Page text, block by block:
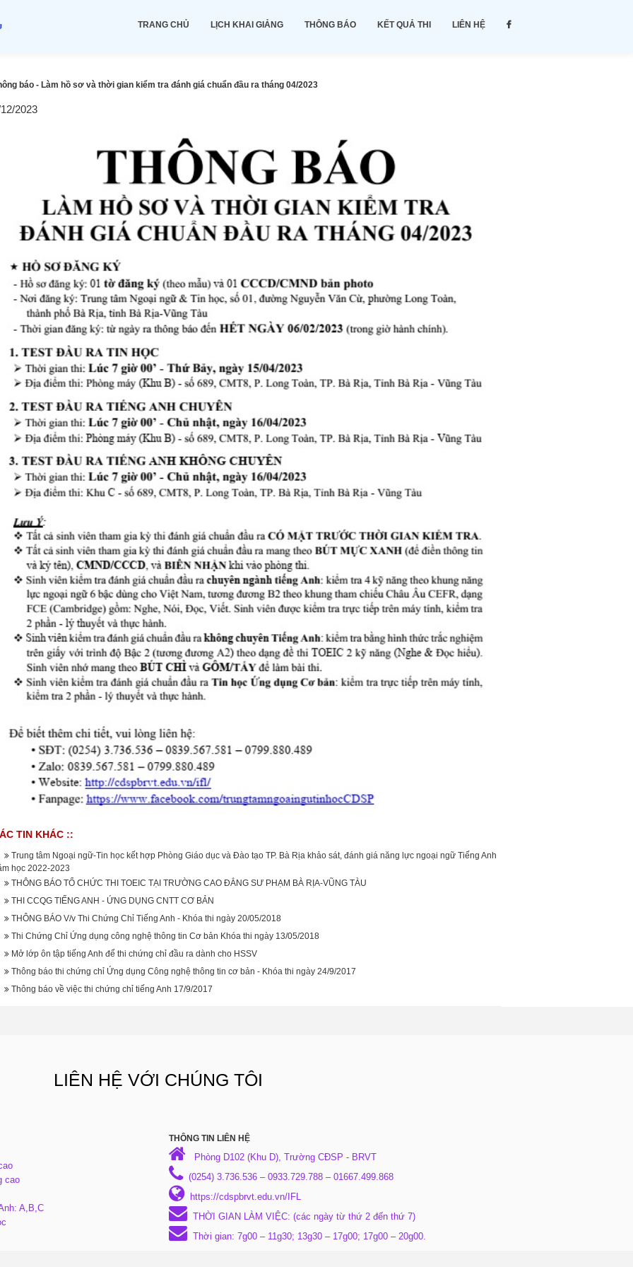
TRANG CHỦ LỊCH KHAI GIẢNG THÔNG BÁO KẾT QUẢ THI LIÊN HỆ
báo - Làm hồ sơ và thời gian kiểm tra đánh giá chuẩn đầu ra tháng 04/2023
2023
TIN KHÁC ::
Trung tâm Ngoại ngữ-Tin học kết hợp Phòng Giáo dục và Đào tạo TP. Bà Rịa khảo sát, đánh giá năng lực ngoại ngữ Tiếng Anh
học 2022-2023
THÔNG BÁO TỔ CHỨC THI TOEIC TẠI TRƯỜNG CAO ĐẲNG SƯ PHẠM BÀ RỊA-VŨNG TÀU
THI CCQG TIẾNG ANH - ỨNG DỤNG CNTT CƠ BẢN
THÔNG BÁO V/v Thi Chứng Chỉ Tiếng Anh - Khóa thi ngày 20/05/2018
Thi Chứng Chỉ Ứng dụng công nghệ thông tin Cơ bản Khóa thi ngày 13/05/2018
Mở lớp ôn tập tiếng Anh để thi chứng chỉ đầu ra dành cho HSSV
Thông báo thi chứng chỉ Ứng dụng Công nghệ thông tin cơ bản - Khóa thi ngày 24/9/2017
Thông báo về việc thi chứng chỉ tiếng Anh 17/9/2017
LIÊN HỆ VỚI CHÚNG TÔI
cao
A,B,C
THÔNG TIN LIÊN HỆ
Phòng D102 (Khu D), Trường CĐSP - BRVT
(0254) 3.736.536 – 0933.729.788 – 01667.499.868
https://cdspbrvt.edu.vn/IFL
THỜI GIAN LÀM VIỆC: (các ngày từ thứ 2 đến thứ 7)
Thời gian: 7g00 – 11g30; 13g30 – 17g00; 17g00 – 20g00.